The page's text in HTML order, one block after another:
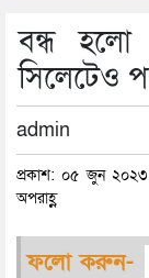
বন্ধ হলো
সিলেটেও
admin
প্রকাশ: ০৫ জুন
অপরাহ্ণ
ফলো করুন-